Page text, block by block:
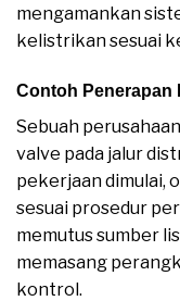
mengamankan
kelistrikan sesuai
Contoh Penerapan
Sebuah
valve pada jalur
pekerjaan dimulai,
sesuai prosedur
memutus sumber
memasang
kontrol.